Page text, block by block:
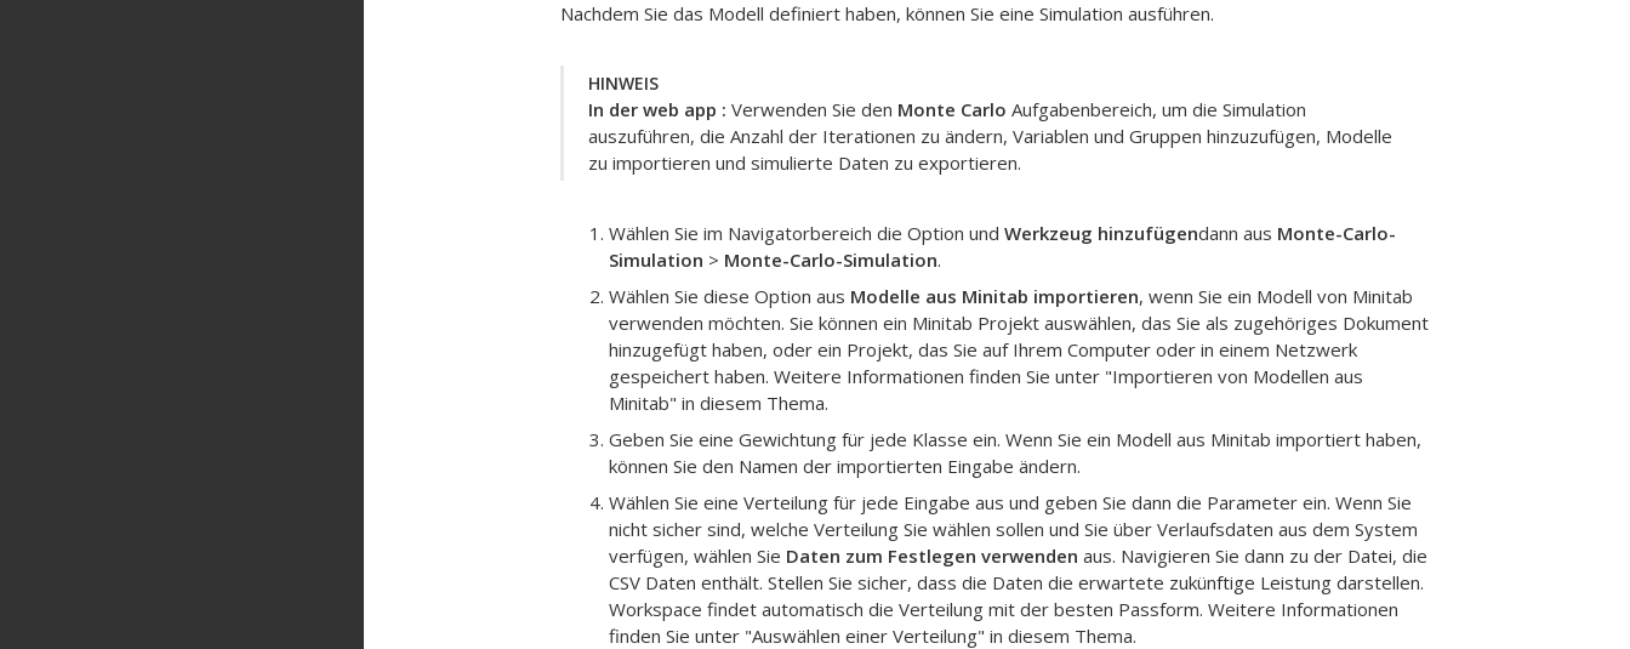
Nachdem Sie das Modell definiert haben, können Sie eine Simulation ausführen.
HINWEIS
In der web app : Verwenden Sie den Monte Carlo Aufgabenbereich, um die Simulation
auszuführen, die Anzahl der Iterationen zu ändern, Variablen und Gruppen hinzuzufügen, Modelle
zu importieren und simulierte Daten zu exportieren.
Wählen Sie im Navigatorbereich die Option und Werkzeug hinzufügendann aus Monte-Carlo-
Simulation > Monte-Carlo-Simulation.
Wählen Sie diese Option aus Modelle aus Minitab importieren, wenn Sie ein Modell von Minitab
verwenden möchten. Sie können ein Minitab Projekt auswählen, das Sie als zugehöriges Dokument
hinzugefügt haben, oder ein Projekt, das Sie auf Ihrem Computer oder in einem Netzwerk
gespeichert haben. Weitere Informationen finden Sie unter "Importieren von Modellen aus
Minitab" in diesem Thema.
Geben Sie eine Gewichtung für jede Klasse ein. Wenn Sie ein Modell aus Minitab importiert haben,
können Sie den Namen der importierten Eingabe ändern.
Wählen Sie eine Verteilung für jede Eingabe aus und geben Sie dann die Parameter ein. Wenn Sie
nicht sicher sind, welche Verteilung Sie wählen sollen und Sie über Verlaufsdaten aus dem System
verfügen, wählen Sie Daten zum Festlegen verwenden aus. Navigieren Sie dann zu der Datei, die
CSV Daten enthält. Stellen Sie sicher, dass die Daten die erwartete zukünftige Leistung darstellen.
Workspace findet automatisch die Verteilung mit der besten Passform. Weitere Informationen
finden Sie unter "Auswählen einer Verteilung" in diesem Thema.